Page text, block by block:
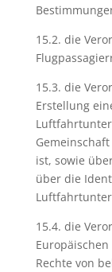
15.2. die
15.3. die
Erstellung
ist, sowie
über die
15.4. die
Rechte von